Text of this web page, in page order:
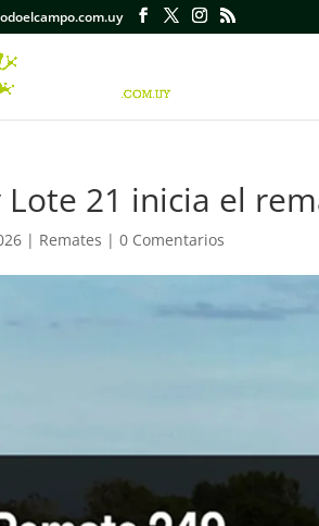
Lote 21 inicia el
| Remates |0 Comentarios